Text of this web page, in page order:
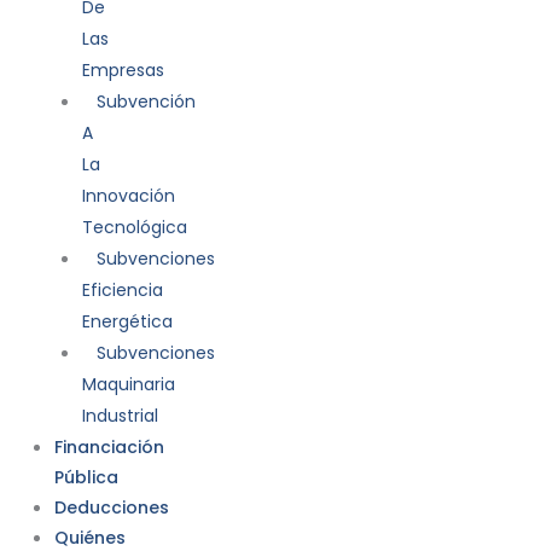
De
Las
Empresas
Subvención
A
La
Innovación
Tecnológica
Subvenciones
Eficiencia
Energética
Subvenciones
Maquinaria
Industrial
Financiación
Pública
Deducciones
Quiénes